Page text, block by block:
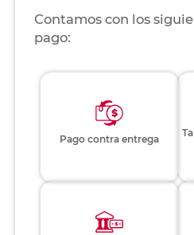
Contamos con los
pago:
Pago contra entrega